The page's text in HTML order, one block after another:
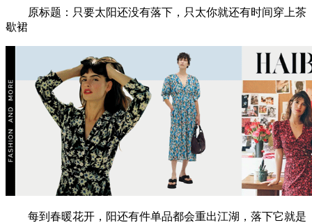
原标题：只要太阳还没有落下，只太你就还有时间穿上茶
歇裙
每到春暖花开，阳还有件单品都会重出江湖，落下它就是